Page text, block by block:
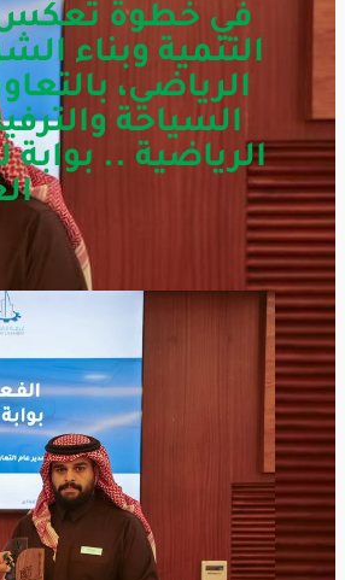
في خطوة تعكس
التنمية وبناء
الرياضي،
السياحة
الرياضية ..